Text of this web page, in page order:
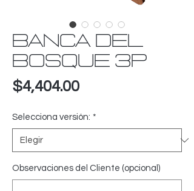
BANCA DEL
BOSQUE 3P
$4,404.00Precio
Selecciona versión: *
Observaciones del Cliente (opcional)